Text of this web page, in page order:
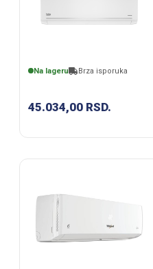
Na lageru Brza isporuka
45.034,00 RSD.